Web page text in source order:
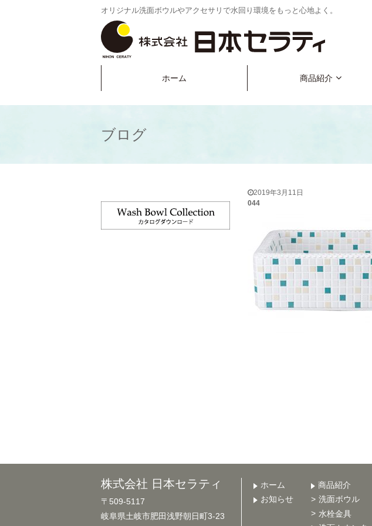
オリジナル洗面ボウルやアクセサリで水回り環境をもっと心地よく。
ホーム 商品紹介
ブログ
2019年3月11日
044
株式会社 日本セラティ
〒509-5117
岐阜県土岐市肥田浅野朝日町3-23
ホーム
お知らせ
商品紹介
洗面ボウル
水栓金具